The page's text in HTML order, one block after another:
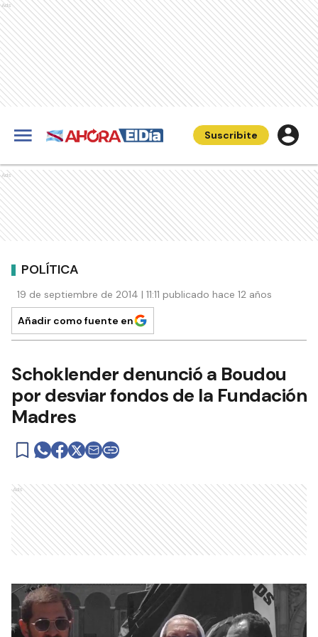
Ads
Suscribite
Ads
POLÍTICA
19 de septiembre de 2014 | 11:11 publicado hace 12 años
Añadir como fuente en
Schoklender denunció a Boudou
por desviar fondos de la Fundación
Madres
Ads